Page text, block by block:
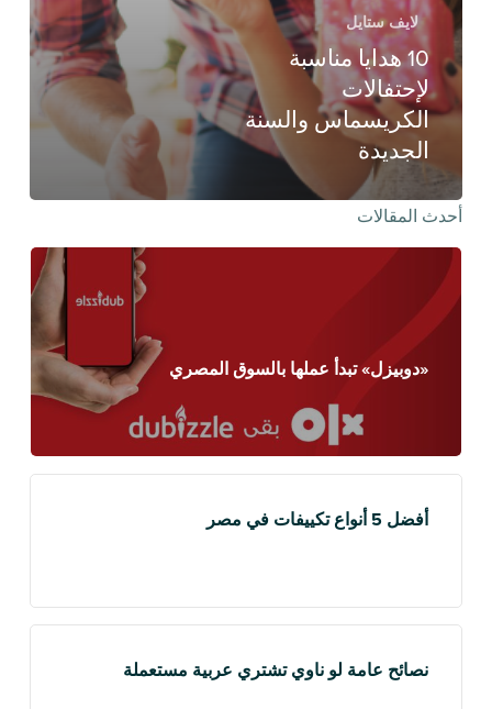
لايف ستايل
10 هدايا مناسبة
لإحتفالات
الكريسماس والسنة
الجديدة
أحدث المقالات
«دوبيزل» تبدأ عملها بالسوق المصري
أفضل 5 أنواع تكييفات في مصر
نصائح عامة لو ناوي تشتري عربية مستعملة